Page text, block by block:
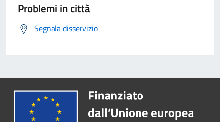
Problemi in città
Segnala disservizio